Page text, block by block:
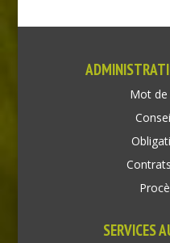
Mot de
SERVICES